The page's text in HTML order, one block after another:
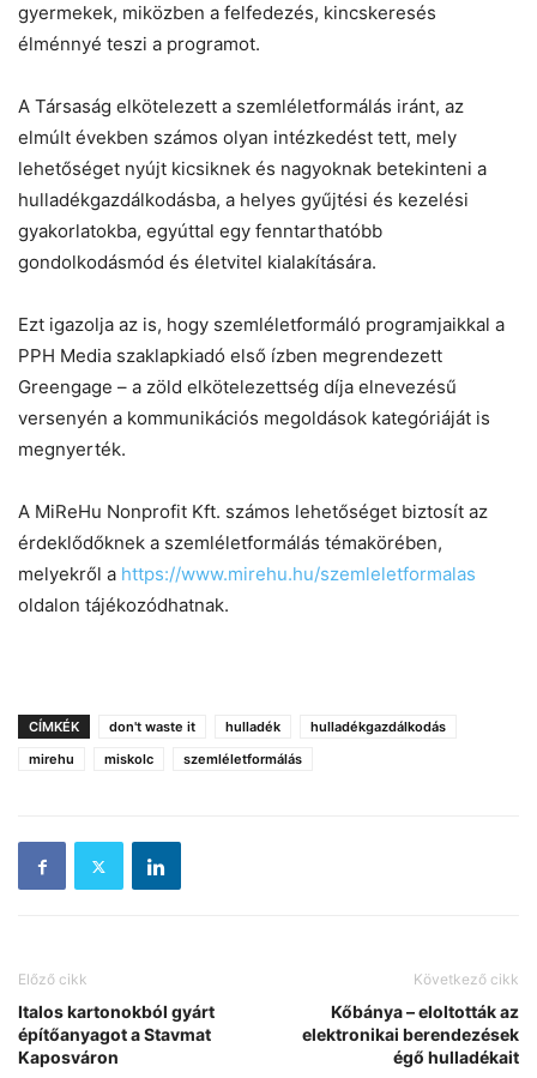
gyermekek, miközben a felfedezés, kincskeresés
élménnyé teszi a programot.
A Társaság elkötelezett a szemléletformálás iránt, az
elmúlt években számos olyan intézkedést tett, mely
lehetőséget nyújt kicsiknek és nagyoknak betekinteni a
hulladékgazdálkodásba, a helyes gyűjtési és kezelési
gyakorlatokba, egyúttal egy fenntarthatóbb
gondolkodásmód és életvitel kialakítására.
Ezt igazolja az is, hogy szemléletformáló programjaikkal a
PPH Media szaklapkiadó első ízben megrendezett
Greengage – a zöld elkötelezettség díja elnevezésű
versenyén a kommunikációs megoldások kategóriáját is
megnyerték.
A MiReHu Nonprofit Kft. számos lehetőséget biztosít az
érdeklődőknek a szemléletformálás témakörében,
melyekről a https://www.mirehu.hu/szemleletformalas
oldalon tájékozódhatnak.
CÍMKÉK don't waste it hulladék
hulladékgazdálkodás
mirehu
miskolc szemléletformálás
Előző cikk
Italos kartonokból gyárt
építőanyagot a Stavmat
Kaposváron
Következő cikk
Kőbánya – eloltották az
elektronikai berendezések
égő hulladékait